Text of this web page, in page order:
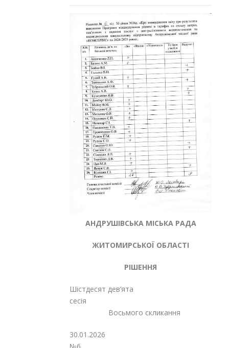
АНДРУШІВСЬКА МІСЬКА РАДА
ЖИТОМИРСЬКОЇ ОБЛАСТІ
РІШЕННЯ
Шістдесят дев’ята
сесія
Восьмого скликання